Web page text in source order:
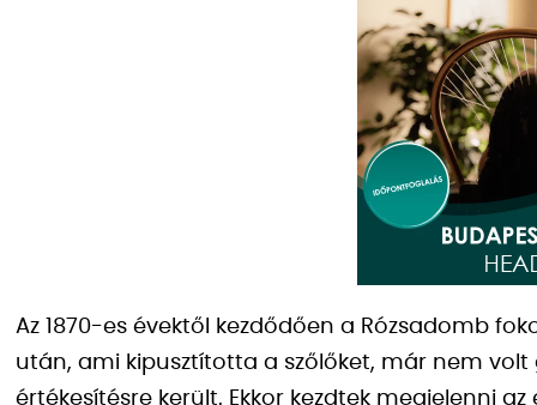
Az 1870-es évektől kezdődően a Rózsadomb
után, ami kipusztította a szőlőket, már nem
értékesítésre került. Ekkor kezdtek megjelenni az